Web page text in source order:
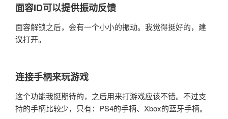
面容ID可以提供振动反馈
面容解锁之后，会有一个小小的振动。我觉得挺好的，建
议打开。
连接手柄来玩游戏
这个功能我挺期待的，之后用来打游戏应该不错。不过支
持的手柄比较少，只有：PS4的手柄、Xbox的蓝牙手柄。